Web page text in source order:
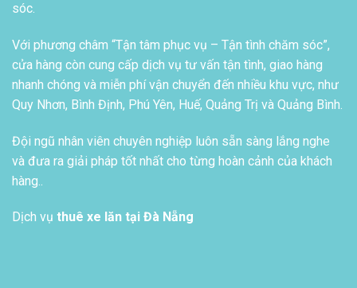
sóc.
Với phương châm “Tận tâm phục vụ – Tận tình chăm sóc”,
cửa hàng còn cung cấp dịch vụ tư vấn tận tình, giao hàng
nhanh chóng và miễn phí vận chuyển đến nhiều khu vực, như
Quy Nhơn, Bình Định, Phú Yên, Huế, Quảng Trị và Quảng Bình.
Đội ngũ nhân viên chuyên nghiệp luôn sẵn sàng lắng nghe
và đưa ra giải pháp tốt nhất cho từng hoàn cảnh của khách
hàng..
Dịch vụ thuê xe lăn tại Đà Nẵng